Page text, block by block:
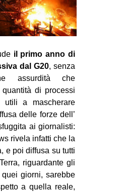
il primo anno di
dal G20, senza
assurdità che
di processi
a mascherare
delle forze dell’
ai giornalisti:
rivela infatti che la
e poi diffusa su tutti
riguardante gli
giorni, sarebbe
a quella reale,